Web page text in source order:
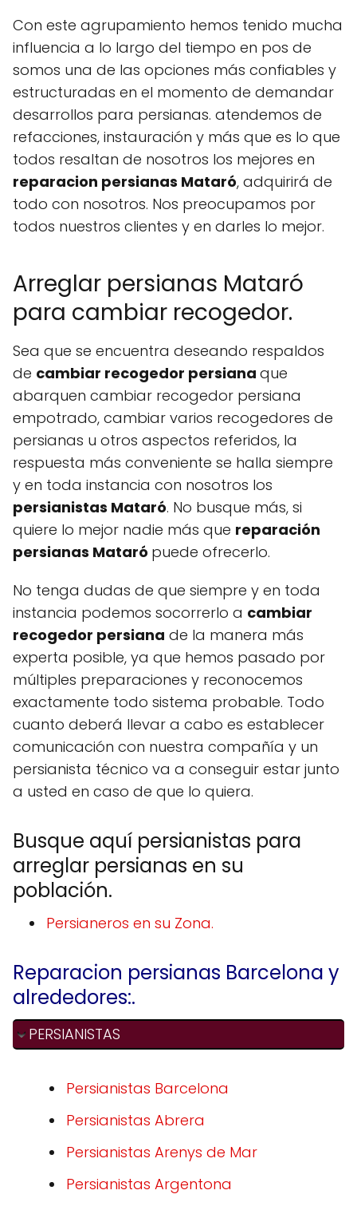
Con este agrupamiento hemos tenido mucha
influencia a lo largo del tiempo en pos de
somos una de las opciones más confiables y
estructuradas en el momento de demandar
desarrollos para persianas. atendemos de
refacciones, instauración y más que es lo que
todos resaltan de nosotros los mejores en
reparacion persianas Mataró, adquirirá de
todo con nosotros. Nos preocupamos por
todos nuestros clientes y en darles lo mejor.
Arreglar persianas Mataró
para cambiar recogedor.
Sea que se encuentra deseando respaldos
de cambiar recogedor persiana que
abarquen cambiar recogedor persiana
empotrado, cambiar varios recogedores de
persianas u otros aspectos referidos, la
respuesta más conveniente se halla siempre
y en toda instancia con nosotros los
persianistas Mataró. No busque más, si
quiere lo mejor nadie más que reparación
persianas Mataró puede ofrecerlo.
No tenga dudas de que siempre y en toda
instancia podemos socorrerlo a cambiar
recogedor persiana de la manera más
experta posible, ya que hemos pasado por
múltiples preparaciones y reconocemos
exactamente todo sistema probable. Todo
cuanto deberá llevar a cabo es establecer
comunicación con nuestra compañía y un
persianista técnico va a conseguir estar junto
a usted en caso de que lo quiera.
Busque aquí persianistas para
arreglar persianas en su
población.
Persianeros en su Zona.
Reparacion persianas Barcelona y
alrededores:.
PERSIANISTAS
Persianistas Barcelona
Persianistas Abrera
Persianistas Arenys de Mar
Persianistas Argentona